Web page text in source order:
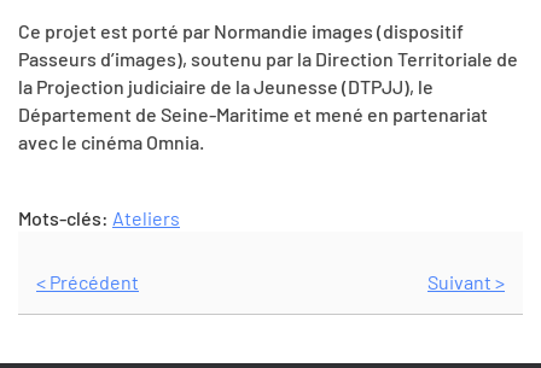
Ce projet est porté par Normandie images (dispositif
Passeurs d’images), soutenu par la Direction Territoriale de
la Projection judiciaire de la Jeunesse (DTPJJ), le
Département de Seine-Maritime et mené en partenariat
avec le cinéma Omnia.
Mots-clés: Ateliers
< Précédent Suivant >